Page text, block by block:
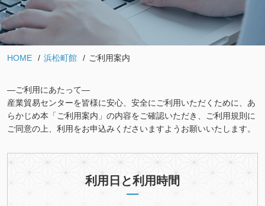
HOME 浜松町館 ご利用案内
―ご利用にあたって―
産業貿易センターを皆様に安心、安全にご利用いただくために、あ
らかじめ本「ご利用案内」の内容をご確認いただき、ご利用規則に
ご同意の上、利用をお申込みくださいますようお願いいたします。
利用日と利用時間